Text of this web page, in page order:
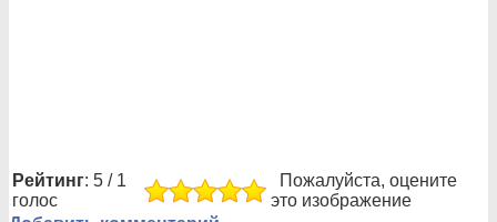
Рейтинг: 5 / 1
голос
Пожалуйста, оцените
это изображение